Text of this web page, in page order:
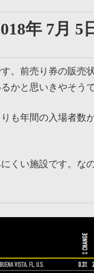
年 7月 5
。前売り券の販売
かと思いきやそう
も年間の入場者数
くい施設です。な